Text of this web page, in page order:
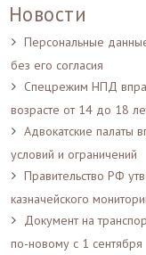
Новости
Персональные
без его согласия
Спецрежим НПД
возрасте от 14 до 18
Адвокатские палаты
условий и ограничений
Правительство РФ
казначейского
Документ на
по-новому с 1 сентября